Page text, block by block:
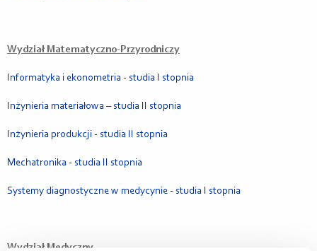
Wydział Matematyczno-Przyrodniczy
Informatyka i ekonometria - studia I stopnia
Inżynieria materiałowa – studia II stopnia
Inżynieria produkcji - studia II stopnia
Mechatronika - studia II stopnia
Systemy diagnostyczne w medycynie - studia I stopnia
Wydział Medyczny